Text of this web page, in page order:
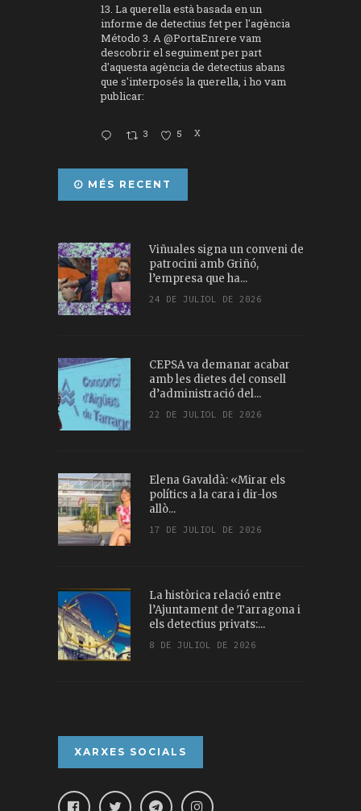
13. La querella està basada en un
informe de detectius fet per l'agència
Método 3. A@PortaEnrere vam
descobrir el seguiment per part
d'aquesta agència de detectius abans
que s'interposés la querella, i ho vam
publicar:
3 5 X
MÉS RECENT
Viñuales signa un conveni de
patrocini amb Griñó,
l’empresa que ha...
24 DE JULIOL DE 2026
CEPSA va demanar acabar
amb les dietes del consell
d’administració del...
22 DE JULIOL DE 2026
Elena Gavaldà: «Mirar els
polítics a la cara i dir-los
allò...
17 DE JULIOL DE 2026
La històrica relació entre
l’Ajuntament de Tarragona i
els detectius privats:...
8 DE JULIOL DE 2026
XARXES SOCIALS